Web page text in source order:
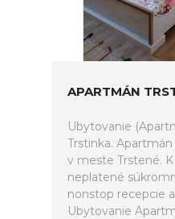
APARTMÁN
Ubytovanie
Trstinka.
v meste Trstené.
neplatené
nonstop recepcie
Ubytovanie